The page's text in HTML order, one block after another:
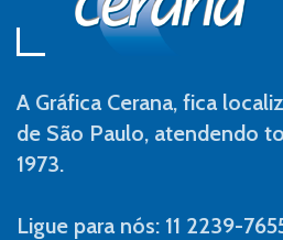
A Gráfica Cerana, fica
de São Paulo, atendendo
1973.
Ligue para nós: 11 2239-